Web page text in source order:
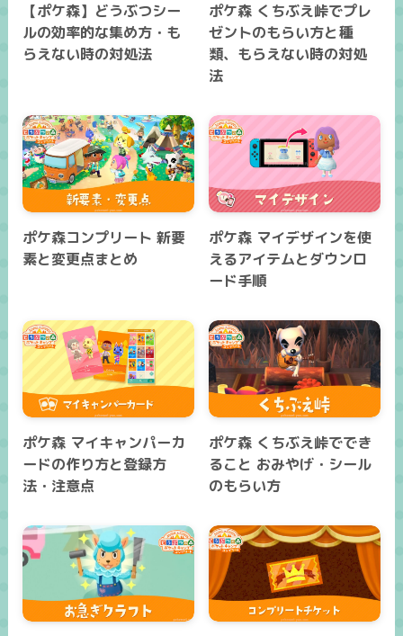
【ポケ森】どうぶつシー
ルの効率的な集め方・も
らえない時の対処法
ポケ森 くちぶえ峠でプレ
ゼントのもらい方と種
類、もらえない時の対処
法
ポケ森コンプリート 新要
素と変更点まとめ
ポケ森 マイデザインを使
えるアイテムとダウンロ
ード手順
ポケ森 マイキャンパーカ
ードの作り方と登録方
法・注意点
ポケ森 くちぶえ峠ででき
ること おみやげ・シール
のもらい方